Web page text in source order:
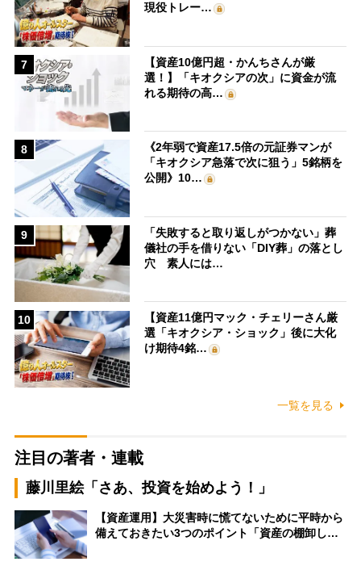
現役トレー…
7
【資産10億円超・かんちさんが厳
選！】「キオクシアの次」に資金が流
れる期待の高…
8
《2年弱で資産17.5倍の元証券マンが
「キオクシア急落で次に狙う」5銘柄を
公開》10…
9
「失敗すると取り返しがつかない」葬
儀社の手を借りない「DIY葬」の落とし
穴 素人には…
10
【資産11億円マック・チェリーさん厳
選「キオクシア・ショック」後に大化
け期待4銘…
一覧を見る
注目の著者・連載
藤川里絵「さあ、投資を始めよう！」
【資産運用】大災害時に慌てないために平時から
備えておきたい3つのポイント「資産の棚卸し…